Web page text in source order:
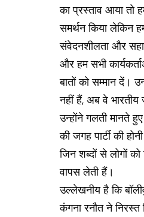
का प्रस्ताव आया तो
समर्थन किया लेकिन
संवेदनशीलता और
और हम सभी
बातों को सम्मान दें।
नहीं हैं, अब वे भारतीय
उन्होंने गलती मानते
की जगह पार्टी की
जिन शब्दों से लोगों को
वापस लेती हैं।
उल्लेखनीय है कि
कंगना रनौत ने निरस्त